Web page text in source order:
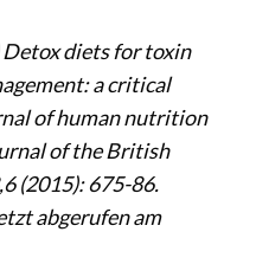
Detox diets for toxin
a critical
of human nutrition
of the British
(2015): 675-86.
abgerufen am